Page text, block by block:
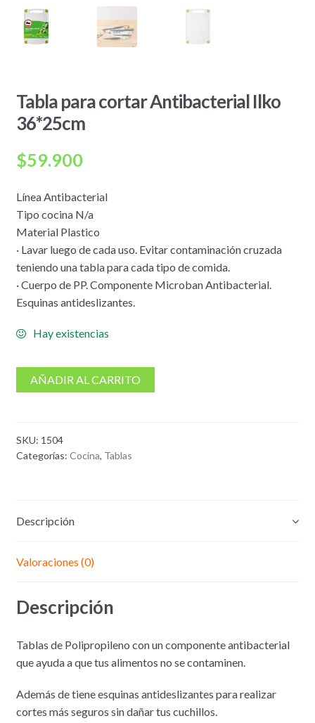
Tabla para cortar Antibacterial Ilko
36*25cm
$59.900
Línea Antibacterial
Tipo cocina N/a
Material Plastico
· Lavar luego de cada uso. Evitar contaminación cruzada
teniendo una tabla para cada tipo de comida.
· Cuerpo de PP. Componente Microban Antibacterial.
Esquinas antideslizantes.
Hay existencias
AÑADIR AL CARRITO
SKU: 1504
Categorías: Cocina, Tablas
Descripción
Valoraciones (0)
Descripción
Tablas de Polipropileno con un componente antibacterial
que ayuda a que tus alimentos no se contaminen.
Además de tiene esquinas antideslizantes para realizar
cortes más seguros sin dañar tus cuchillos.